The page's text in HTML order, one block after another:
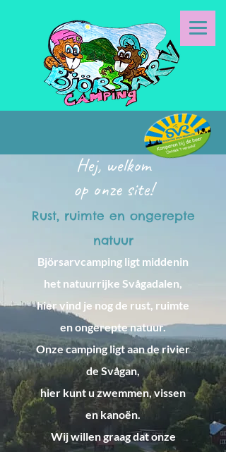
Hej, welkom
op onze site!
Rust, ruimte en ongerepte
natuur
Björsarvcamping ligt middenin
het natuurrijke Svågadalen,
hier vind je nog de rust, ruimte
en ongerepte natuur.
Onze camping ligt aan de rivier
de Svågan,
hier kunt u zwemmen, vissen
en kanoën.
Wij willen graag dat onze